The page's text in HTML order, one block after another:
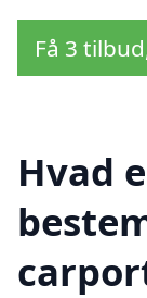
Få 3
Hvad